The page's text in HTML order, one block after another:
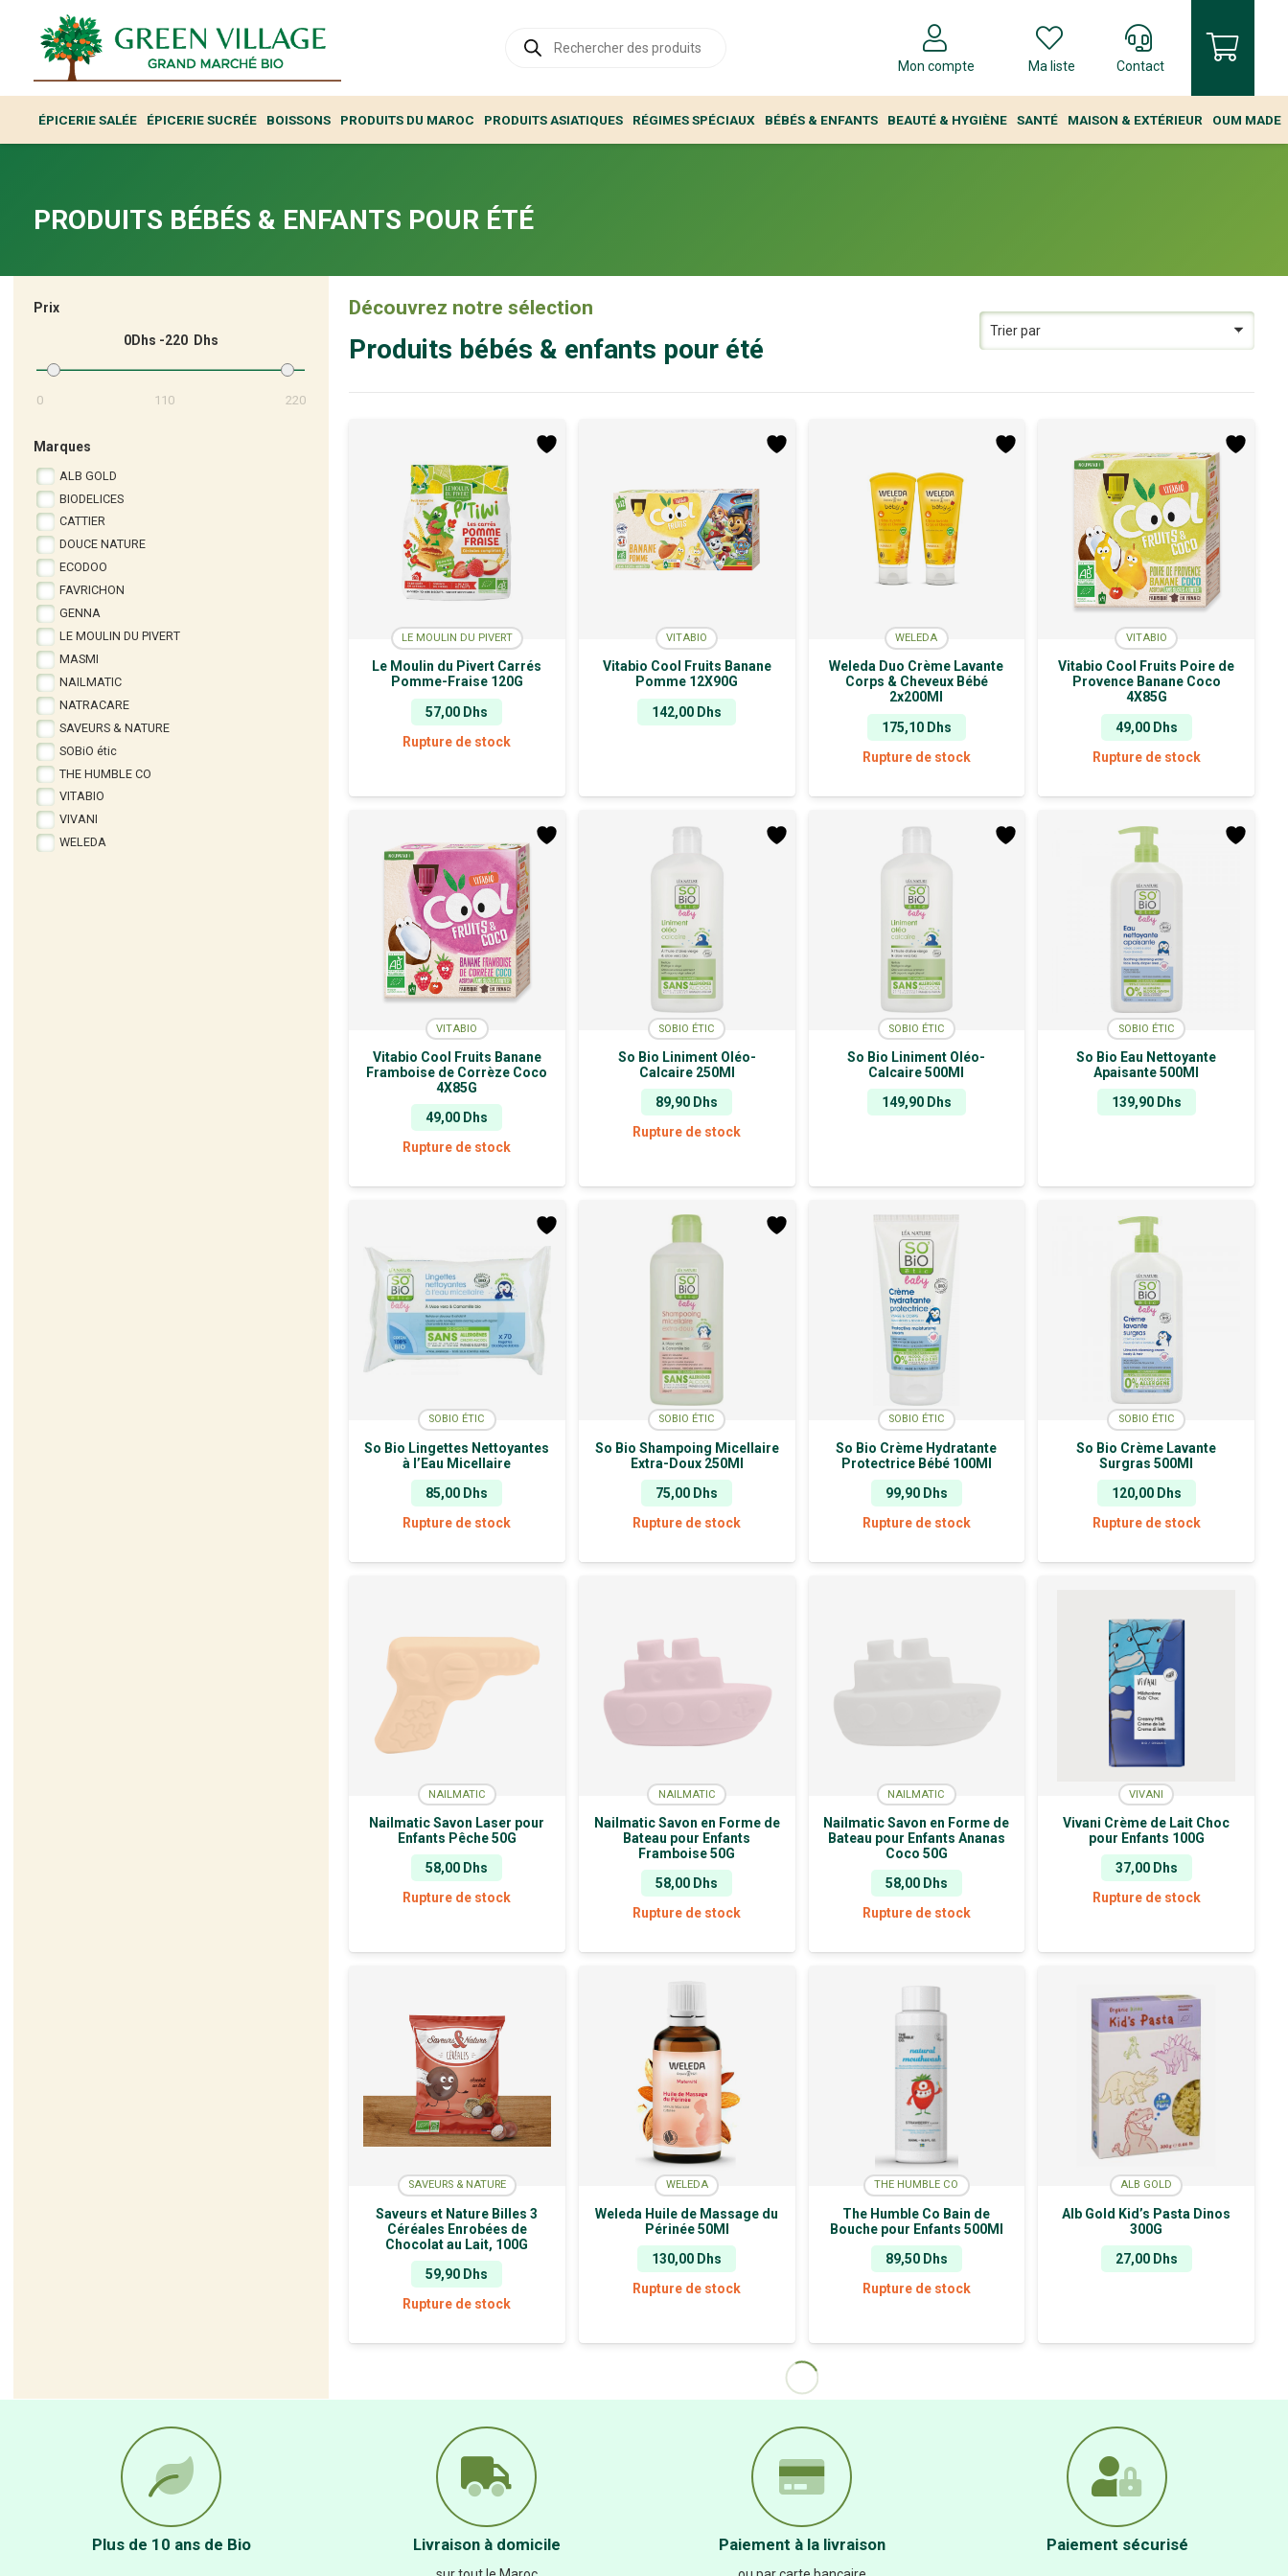
produits
Mon compte Ma liste Contact
ÉPICERIE SALÉE ÉPICERIE SUCRÉE BOISSONS PRODUITS DU MAROC PRODUITS ASIATIQUES RÉGIMES SPÉCIAUX BÉBÉS & ENFANTS BEAUTÉ & HYGIÈNE SANTÉ MAISON & EXTÉRIEUR OUM MADE
PRODUITS BÉBÉS & ENFANTS POUR ÉTÉ
Prix
0 220
0 110 220
Marques
ALB GOLD
BIODELICES
CATTIER
DOUCE NATURE
ECODOO
FAVRICHON
GENNA
LE MOULIN DU PIVERT
MASMI
NAILMATIC
NATRACARE
SAVEURS & NATURE
SOBiO étic
THE HUMBLE CO
VITABIO
VIVANI
WELEDA
Découvrez notre sélection
Produits bébés & enfants pour été
LE MOULIN DU PIVERT
Le Moulin du Pivert Carrés
Pomme-Fraise 120G
57,00 Dhs
Rupture de stock
VITABIO
Vitabio Cool Fruits Banane
Pomme 12X90G
142,00 Dhs
WELEDA
Weleda Duo Crème Lavante
Corps & Cheveux Bébé
2x200Ml
175,10 Dhs
Rupture de stock
VITABIO
Vitabio Cool Fruits Poire de
Provence Banane Coco
4X85G
49,00 Dhs
Rupture de stock
VITABIO
Vitabio Cool Fruits Banane
Framboise de Corrèze Coco
4X85G
49,00 Dhs
Rupture de stock
SOBIO ÉTIC
So Bio Liniment Oléo-
Calcaire 250Ml
89,90 Dhs
Rupture de stock
SOBIO ÉTIC
So Bio Liniment Oléo-
Calcaire 500Ml
149,90 Dhs
SOBIO ÉTIC
So Bio Eau Nettoyante
Apaisante 500Ml
139,90 Dhs
SOBIO ÉTIC
So Bio Lingettes Nettoyantes
à l’Eau Micellaire
85,00 Dhs
Rupture de stock
SOBIO ÉTIC
So Bio Shampoing Micellaire
Extra-Doux 250Ml
75,00 Dhs
Rupture de stock
SOBIO ÉTIC
So Bio Crème Hydratante
Protectrice Bébé 100Ml
99,90 Dhs
Rupture de stock
SOBIO ÉTIC
So Bio Crème Lavante
Surgras 500Ml
120,00 Dhs
Rupture de stock
NAILMATIC
Nailmatic Savon Laser pour
Enfants Pêche 50G
58,00 Dhs
Rupture de stock
NAILMATIC
Nailmatic Savon en Forme de
Bateau pour Enfants
Framboise 50G
58,00 Dhs
Rupture de stock
NAILMATIC
Nailmatic Savon en Forme de
Bateau pour Enfants Ananas
Coco 50G
58,00 Dhs
Rupture de stock
VIVANI
Vivani Crème de Lait Choc
pour Enfants 100G
37,00 Dhs
Rupture de stock
SAVEURS & NATURE
Saveurs et Nature Billes 3
Céréales Enrobées de
Chocolat au Lait, 100G
59,90 Dhs
Rupture de stock
WELEDA
Weleda Huile de Massage du
Périnée 50Ml
130,00 Dhs
Rupture de stock
THE HUMBLE CO
The Humble Co Bain de
Bouche pour Enfants 500Ml
89,50 Dhs
Rupture de stock
ALB GOLD
Alb Gold Kid’s Pasta Dinos
300G
27,00 Dhs